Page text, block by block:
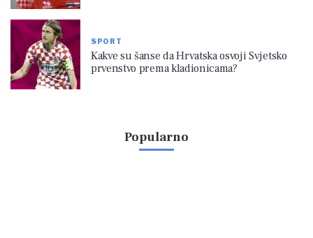
SPORT
Kakve su šanse da Hrvatska osvoji Svjetsko
prvenstvo prema kladionicama?
Popularno